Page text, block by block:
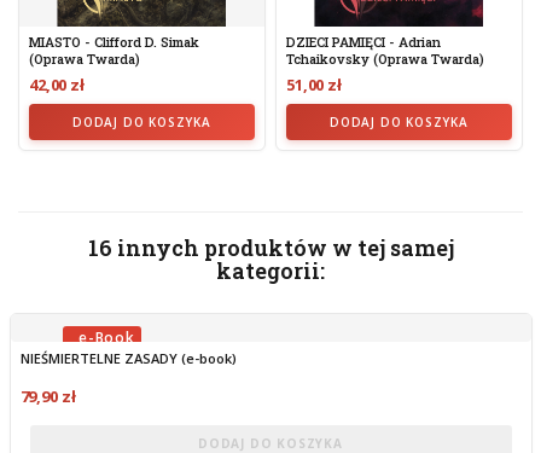
MIASTO - Clifford D. Simak
(oprawa Twarda)
42,00 zł
DODAJ DO KOSZYKA
DZIECI PAMIĘCI - Adrian
Tchaikovsky (oprawa Twarda)
51,00 zł
DODAJ DO KOSZYKA
16 innych produktów w tej samej
kategorii:
OBECNIE BRAK NA STANIE
NIEŚMIERTELNE ZASADY (e-book)
79,90 zł
DODAJ DO KOSZYKA